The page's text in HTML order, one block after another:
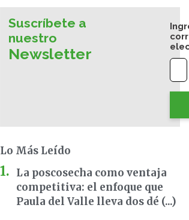
Suscríbete a
nuestro
Newsletter
Lo Más Leído
La poscosecha como ventaja
competitiva: el enfoque que
Paula del Valle lleva dos dé (...)